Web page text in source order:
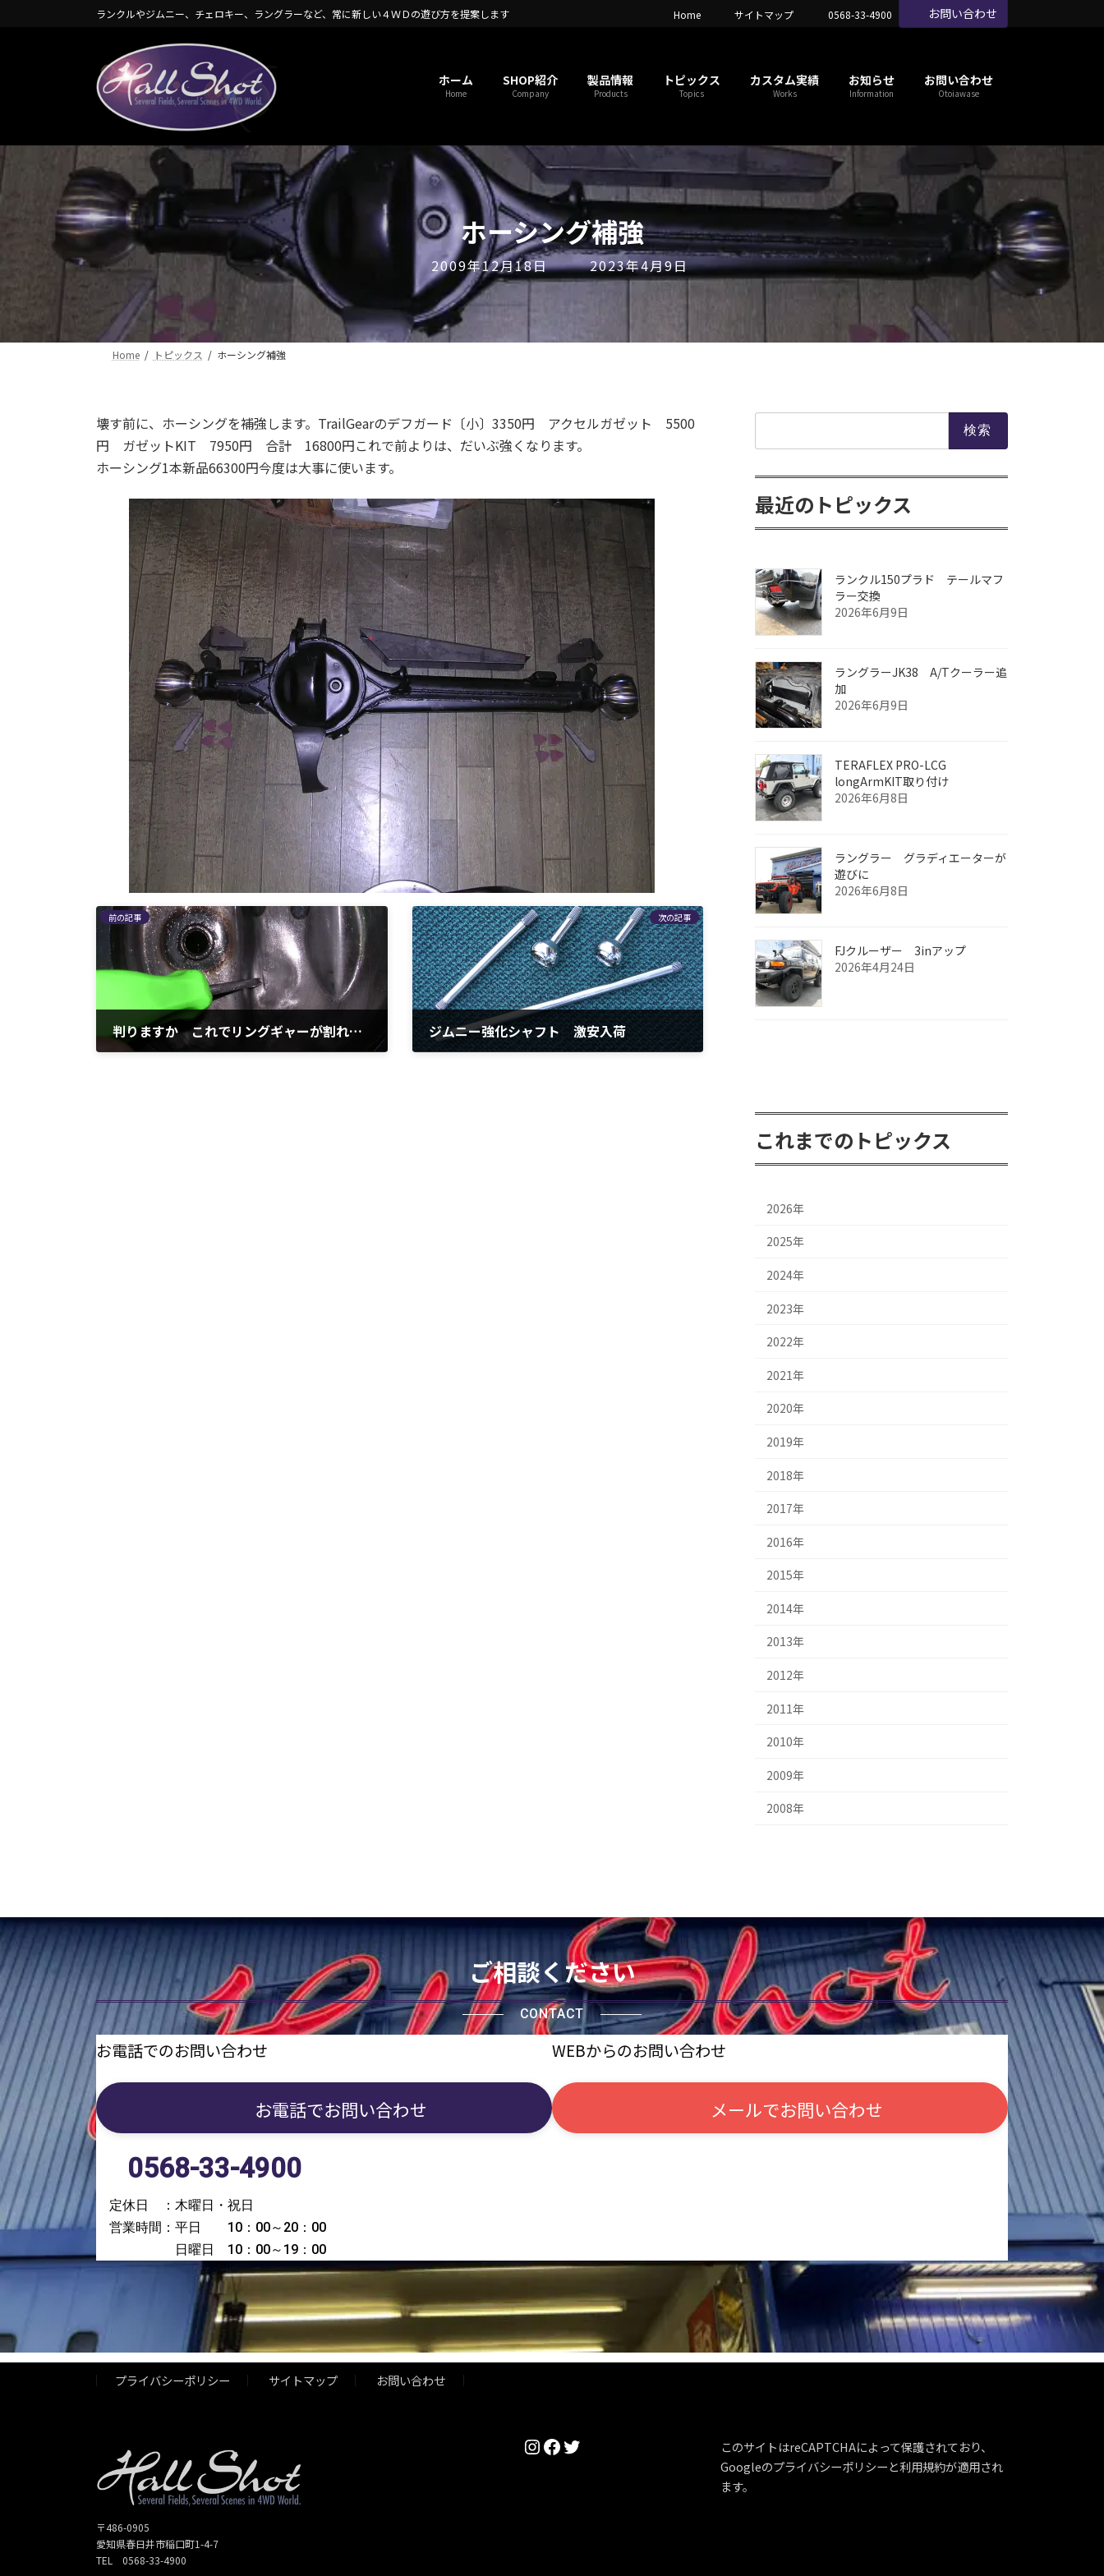
キ
ッ
に
移
ランクルやジムニー、チェロキー、ラングラーなど、常に新しい４ＷＤの遊び方を提案します Home サイトマップ 0568-33-4900 お問い合わせ
ホーム
Home
SHOP紹介
Company
製品情報
Products
トピックス
Topics
カスタム実績
Works
お知らせ
Information
お問い合わせ
Otoiawase
ホーシング補強
2009年12月18日
最
終
日
2023年4月9日
Home トピックス ホーシング補強
壊す前に、ホーシングを補強します。TrailGearのデフガード〔小〕3350円 アクセルガゼット 5500
円 ガゼットKIT 7950円 合計 16800円これで前よりは、だいぶ強くなります。
ホーシング1本新品66300円今度は大事に使います。
前の記事
判りますか これでリングギャーが割れました
次の記事
ジムニー強化シャフト 激安入荷
最近のトピックス
ランクル150プラド テールマフ
ラー交換
2026年6月9日
ラングラーJK38 A/Tクーラー追
加
2026年6月9日
TERAFLEX PRO-LCG
longArmKIT取り付け
2026年6月8日
ラングラー グラディエーターが
遊びに
2026年6月8日
FJクルーザー 3inアップ
2026年4月24日
これまでのトピックス
2026年
2025年
2024年
2023年
2022年
2021年
2020年
2019年
2018年
2017年
2016年
2015年
2014年
2013年
2012年
2011年
2010年
2009年
2008年
ご相談ください
CONTACT
お電話でのお問い合わせ
お電話でお問い合わせ
0568-33-4900
定休日 ：木曜日・祝日
営業時間：平日 10：00～20：00
日曜日 10：00～19：00
WEBからのお問い合わせ
メールでお問い合わせ
プライバシーポリシー サイトマップ お問い合わせ
〒486-0905
愛知県春日井市稲口町1-4-7
TEL 0568-33-4900
Instagram
Facebook
Twitter
このサイトはreCAPTCHAによって保護されており、
Googleのプライバシーポリシーと利用規約が適用され
ます。